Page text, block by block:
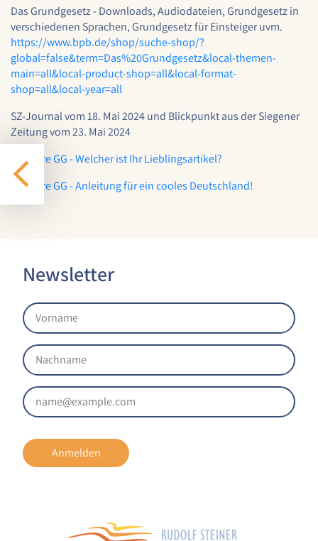
Das Grundgesetz - Downloads, Audiodateien, Grundgesetz in
verschiedenen Sprachen, Grundgesetz für Einsteiger uvm.
https://www.bpb.de/shop/suche-shop/?
global=false&term=Das%20Grundgesetz&local-themen-
main=all&local-product-shop=all&local-format-
shop=all&local-year=all
SZ-Journal vom 18. Mai 2024 und Blickpunkt aus der Siegener
Zeitung vom 23. Mai 2024
75 Jahre GG - Welcher ist Ihr Lieblingsartikel?
75 Jahre GG - Anleitung für ein cooles Deutschland!
Newsletter
Anmelden
Name:
google_analytics
Anbieter:
Google LLC
Sammelt anonymisierte Daten für die
Website-Analyse und kontinuierliche
1 Jahr
Um Inhalte von externen Plattformen anzeigen zu
können, werden von diesen externen Medien
Nextcloud Kalender
Name:
nextcloud
Zweck:
Dieser Cookie speichert die ausgewählten
das Laden des Nextcloud-Kalenders
Cookie Laufzeit:
YouTube